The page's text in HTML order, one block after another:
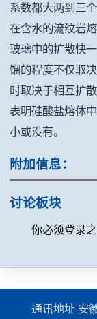
系数都大两到三
在含水的流纹岩
玻璃中的扩散快
馏的程度不仅取
时取决于相互扩
表明硅酸盐熔体
小或没有。
附加信息：
讨论板块
你必须登录
通讯地址 安